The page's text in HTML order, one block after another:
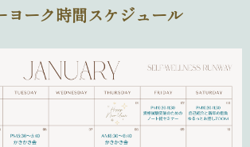
ヨーク時間スケジュール